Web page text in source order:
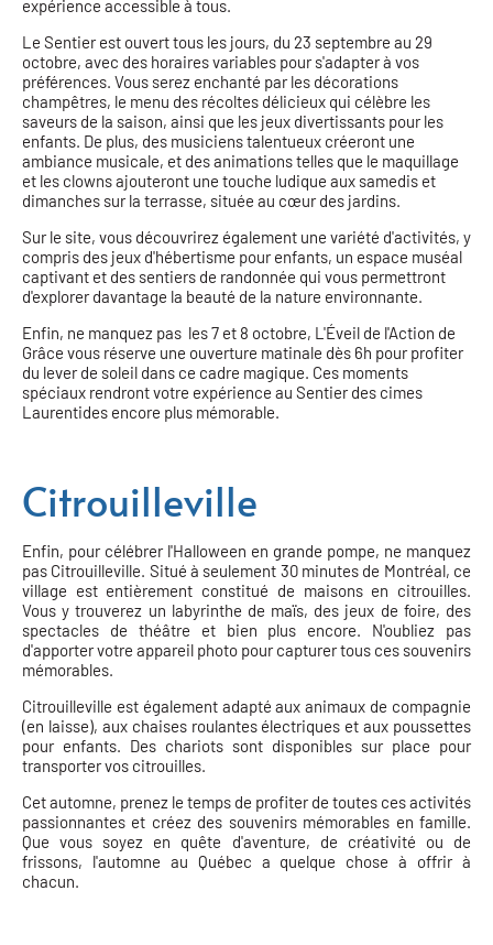
expérience accessible à tous.
Le Sentier est ouvert tous les jours, du 23 septembre au 29
octobre, avec des horaires variables pour s'adapter à vos
préférences. Vous serez enchanté par les décorations
champêtres, le menu des récoltes délicieux qui célèbre les
saveurs de la saison, ainsi que les jeux divertissants pour les
enfants. De plus, des musiciens talentueux créeront une
ambiance musicale, et des animations telles que le maquillage
et les clowns ajouteront une touche ludique aux samedis et
dimanches sur la terrasse, située au cœur des jardins.
Sur le site, vous découvrirez également une variété d'activités, y
compris des jeux d'hébertisme pour enfants, un espace muséal
captivant et des sentiers de randonnée qui vous permettront
d'explorer davantage la beauté de la nature environnante.
Enfin, ne manquez pas les 7 et 8 octobre, L'Éveil de l'Action de
Grâce vous réserve une ouverture matinale dès 6h pour profiter
du lever de soleil dans ce cadre magique. Ces moments
spéciaux rendront votre expérience au Sentier des cimes
Laurentides encore plus mémorable.
Citrouilleville
Enfin, pour célébrer l'Halloween en grande pompe, ne manquez
pas Citrouilleville. Situé à seulement 30 minutes de Montréal, ce
village est entièrement constitué de maisons en citrouilles.
Vous y trouverez un labyrinthe de maïs, des jeux de foire, des
spectacles de théâtre et bien plus encore. N'oubliez pas
d'apporter votre appareil photo pour capturer tous ces souvenirs
mémorables.
Citrouilleville est également adapté aux animaux de compagnie
(en laisse), aux chaises roulantes électriques et aux poussettes
pour enfants. Des chariots sont disponibles sur place pour
transporter vos citrouilles.
Cet automne, prenez le temps de profiter de toutes ces activités
passionnantes et créez des souvenirs mémorables en famille.
Que vous soyez en quête d'aventure, de créativité ou de
frissons, l'automne au Québec a quelque chose à offrir à
chacun.